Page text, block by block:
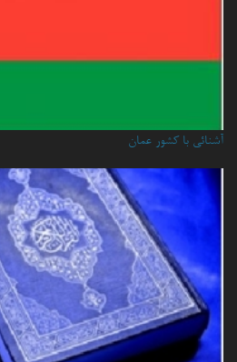
آشنائي با كشور عمان